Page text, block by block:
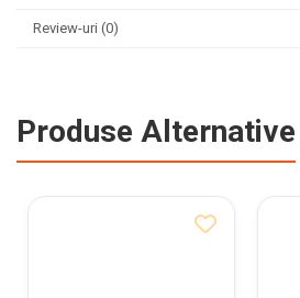
Review-uri (0)
Produse Alternative